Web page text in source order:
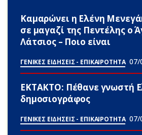
Καμαρώνει η Ελένη
σε μαγαζί της Πεντέλης ο
Λάτσιος – Ποιο είναι
ΓΕΝΙΚΕΣ ΕΙΔΗΣΕΙΣ - ΕΠΙΚΑΙΡΟΤΗΤΑ 07/
ΕΚΤΑΚΤΟ: Πέθανε γνωστή
δημοσιογράφος
ΓΕΝΙΚΕΣ ΕΙΔΗΣΕΙΣ - ΕΠΙΚΑΙΡΟΤΗΤΑ 07/